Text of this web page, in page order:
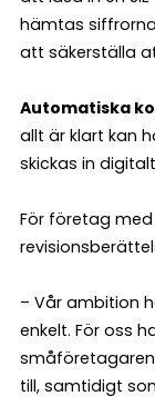
hämtas
att säkerställa
Automatiska
allt är klart kan
skickas in
För företag
– Vår ambition
enkelt. För oss
till, samtidigt